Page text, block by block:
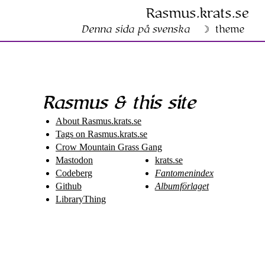
Rasmus​.krats​.se
Denna sida på svenska theme
Rasmus & this site
About Rasmus​.krats​.se
Tags on Rasmus​.krats​.se
Crow Mountain Grass Gang
Mastodon
Codeberg
Github
LibraryThing
krats.se
Fantomenindex
Albumförlaget